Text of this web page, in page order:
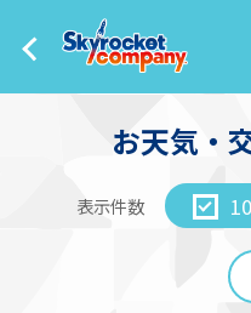
お天気・
表示件数